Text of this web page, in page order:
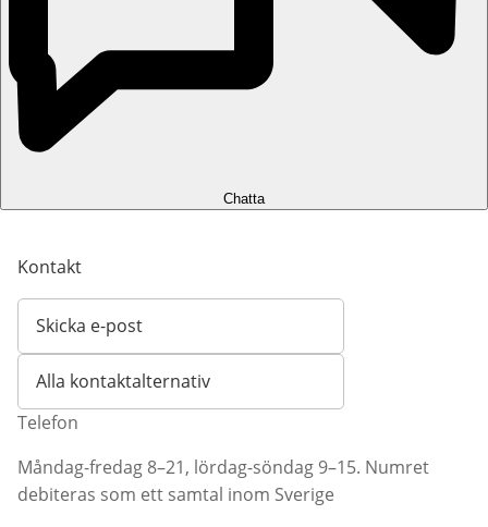
Chatta
Kontakt
Skicka e-post
Öppnar e-postklient
Alla kontaktalternativ
Telefon
Måndag-fredag 8–21, lördag-söndag 9–15. Numret
debiteras som ett samtal inom Sverige